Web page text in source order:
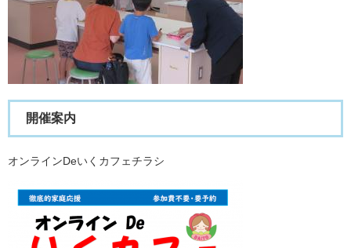
開催案内
オンラインDeいくカフェチラシ